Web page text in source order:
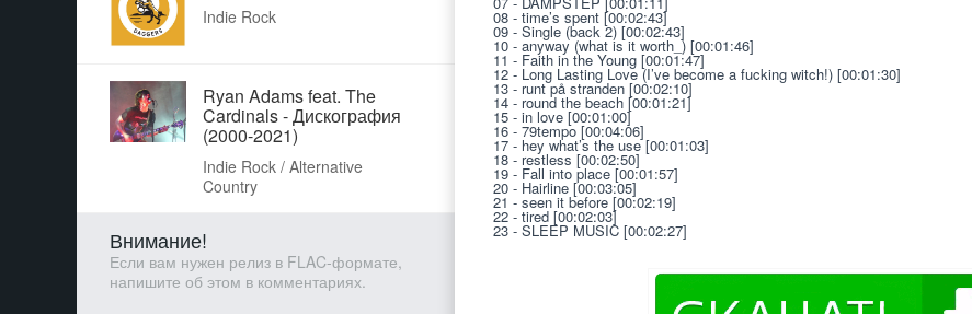
08 - time’s spent [00:02:43]
09 - Single (back 2) [00:02:43]
10 - anyway (what is it worth_) [00:01:46]
11 - Faith in the Young [00:01:47]
12 - Long Lasting Love (I’ve become a fucking witch!) [00:01:30]
13 - runt på stranden [00:02:10]
14 - round the beach [00:01:21]
15 - in love [00:01:00]
16 - 79tempo [00:04:06]
17 - hey what’s the use [00:01:03]
18 - restless [00:02:50]
19 - Fall into place [00:01:57]
20 - Hairline [00:03:05]
21 - seen it before [00:02:19]
22 - tired [00:02:03]
23 - SLEEP MUSIC [00:02:27]
Indie Rock
Ryan Adams feat. The
Cardinals - Дискография
(2000-2021)
Indie Rock / Alternative
Country
Внимание!
Если вам нужен релиз в FLAC-формате,
напишите об этом в комментариях.